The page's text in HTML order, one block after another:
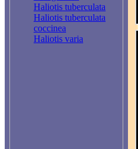
Haliotis tuberculata
Haliotis tuberculata
coccinea
Haliotis varia